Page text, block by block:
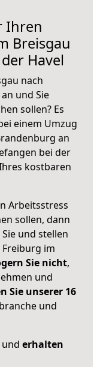
Ihren
Breisgau
Havel
nach
und Sie
sollen? Es
einem Umzug
an
bei der
kostbaren
Arbeitsstress
sollen, dann
und stellen
Freiburg im
Sie nicht,
und
Sie unserer 16
und
und erhalten